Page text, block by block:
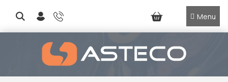
NÁKUPNÍ
KOŠÍK